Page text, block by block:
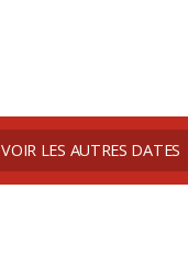
VOIR LES AUTRES DATES